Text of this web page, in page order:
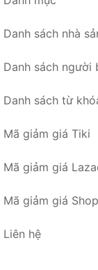
Danh sách nhà
Danh sách người
Danh sách từ
Mã giảm giá Tiki
Mã giảm giá
Mã giảm giá
Liên hệ